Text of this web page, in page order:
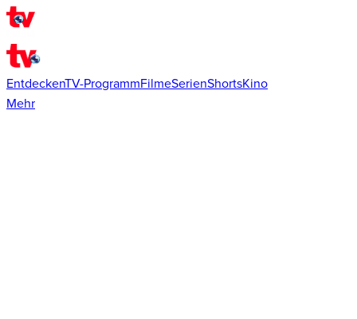
EntdeckenTV-ProgrammFilmeSerienShortsKino
Mehr